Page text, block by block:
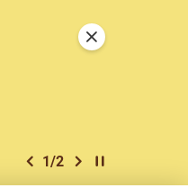
上一个
1/2 下一个开始/暂停幻灯
关闭特別通告